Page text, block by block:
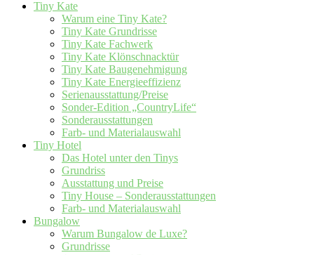
Tiny Kate
Warum eine Tiny Kate?
Tiny Kate Grundrisse
Tiny Kate Fachwerk
Tiny Kate Klönschnacktür
Tiny Kate Baugenehmigung
Tiny Kate Energieeffizienz
Serienausstattung/Preise
Sonder-Edition „CountryLife“
Sonderausstattungen
Farb- und Materialauswahl
Tiny Hotel
Das Hotel unter den Tinys
Grundriss
Ausstattung und Preise
Tiny House – Sonderausstattungen
Farb- und Materialauswahl
Bungalow
Warum Bungalow de Luxe?
Grundrisse